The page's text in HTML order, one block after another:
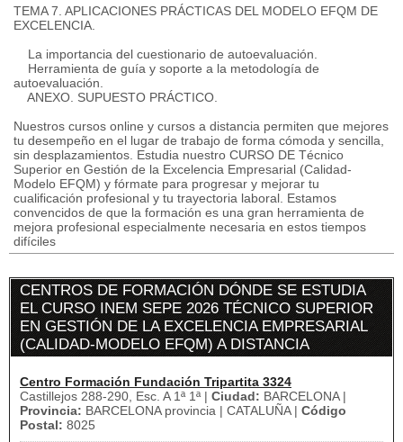
TEMA 7. APLICACIONES PRÁCTICAS DEL MODELO EFQM DE
EXCELENCIA.
La importancia del cuestionario de autoevaluación.
Herramienta de guía y soporte a la metodología de
autoevaluación.
ANEXO. SUPUESTO PRÁCTICO.
Nuestros cursos online y cursos a distancia permiten que mejores
tu desempeño en el lugar de trabajo de forma cómoda y sencilla,
sin desplazamientos. Estudia nuestro CURSO DE Técnico
Superior en Gestión de la Excelencia Empresarial (Calidad-
Modelo EFQM) y fórmate para progresar y mejorar tu
cualificación profesional y tu trayectoria laboral. Estamos
convencidos de que la formación es una gran herramienta de
mejora profesional especialmente necesaria en estos tiempos
difíciles
CENTROS DE FORMACIÓN DÓNDE SE ESTUDIA
EL CURSO INEM SEPE 2026 TÉCNICO SUPERIOR
EN GESTIÓN DE LA EXCELENCIA EMPRESARIAL
(CALIDAD-MODELO EFQM) A DISTANCIA
Centro Formación Fundación Tripartita 3324
Castillejos 288-290, Esc. A 1ª 1ª | Ciudad: BARCELONA |
Provincia: BARCELONA provincia | CATALUÑA | Código
Postal: 8025